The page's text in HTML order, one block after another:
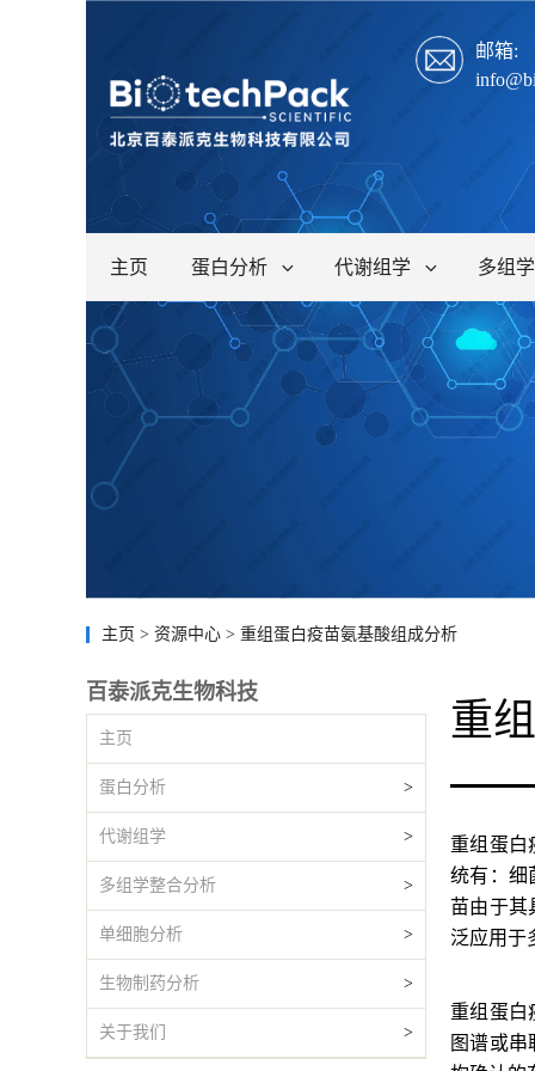
邮箱:
主页 蛋白分析 代谢组学 多组
主页 > 资源中心 > 重组蛋白疫苗氨基酸组成分析
百泰派克生物科技
主页
蛋白分析 >
代谢组学 >
多组学整合分析 >
单细胞分析 >
生物制药分析 >
关于我们 >
重
重组蛋白
统有：细
苗由于其
泛应用于
重组蛋白
图谱或